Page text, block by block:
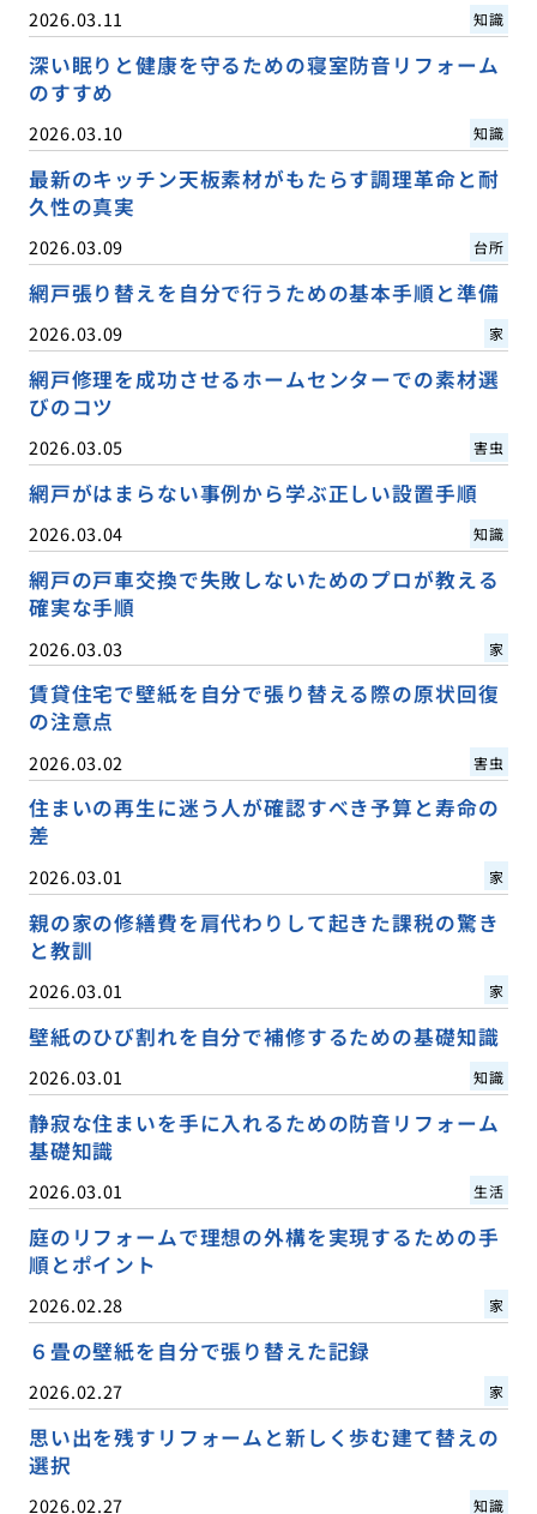
2026.03.11 知識
深い眠りと健康を守るための寝室防音リフォーム
のすすめ
2026.03.10 知識
最新のキッチン天板素材がもたらす調理革命と耐
久性の真実
2026.03.09 台所
網戸張り替えを自分で行うための基本手順と準備
2026.03.09 家
網戸修理を成功させるホームセンターでの素材選
びのコツ
2026.03.05 害虫
網戸がはまらない事例から学ぶ正しい設置手順
2026.03.04 知識
網戸の戸車交換で失敗しないためのプロが教える
確実な手順
2026.03.03 家
賃貸住宅で壁紙を自分で張り替える際の原状回復
の注意点
2026.03.02 害虫
住まいの再生に迷う人が確認すべき予算と寿命の
差
2026.03.01 家
親の家の修繕費を肩代わりして起きた課税の驚き
と教訓
2026.03.01 家
壁紙のひび割れを自分で補修するための基礎知識
2026.03.01 知識
静寂な住まいを手に入れるための防音リフォーム
基礎知識
2026.03.01 生活
庭のリフォームで理想の外構を実現するための手
順とポイント
2026.02.28 家
６畳の壁紙を自分で張り替えた記録
2026.02.27 家
思い出を残すリフォームと新しく歩む建て替えの
選択
2026.02.27 知識